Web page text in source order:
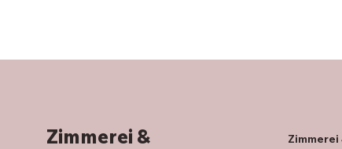
Zimmerei &
Zimmerei